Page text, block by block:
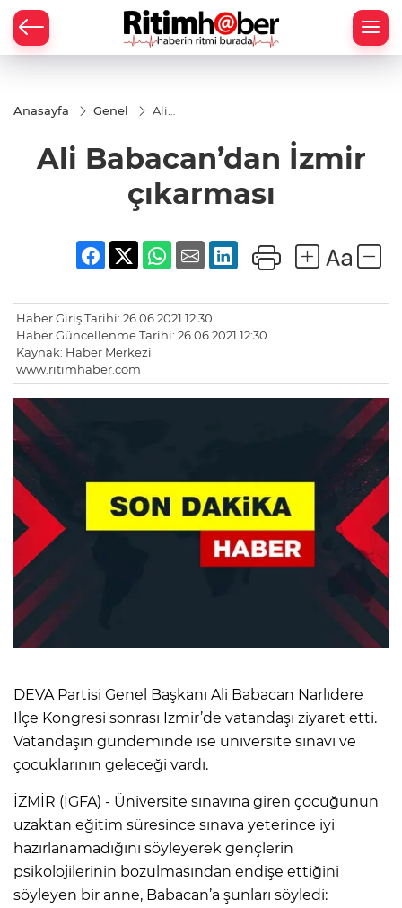
Anasayfa Genel
Ali
çıkarması
Ali Babacan’dan İzmir
çıkarması
Haber Giriş Tarihi: 26.06.2021 12:30
Haber Güncellenme Tarihi: 26.06.2021 12:30
Kaynak: Haber Merkezi
www.ritimhaber.com
DEVA Partisi Genel Başkanı Ali Babacan Narlıdere
İlçe Kongresi sonrası İzmir’de vatandaşı ziyaret etti.
Vatandaşın gündeminde ise üniversite sınavı ve
çocuklarının geleceği vardı.
İZMİR (İGFA) - Üniversite sınavına giren çocuğunun
uzaktan eğitim süresince sınava yeterince iyi
hazırlanamadığını söyleyerek gençlerin
psikolojilerinin bozulmasından endişe ettiğini
söyleyen bir anne, Babacan’a şunları söyledi: